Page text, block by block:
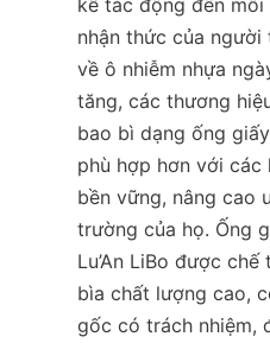
nhận thức của người
về ô nhiễm nhựa
tăng, các thương
bao bì dạng ống
phù hợp hơn với các
bền vững, nâng cao
trường của họ. Ống
Lu’An LiBo được
bìa chất lượng cao,
gốc có trách nhiệm,